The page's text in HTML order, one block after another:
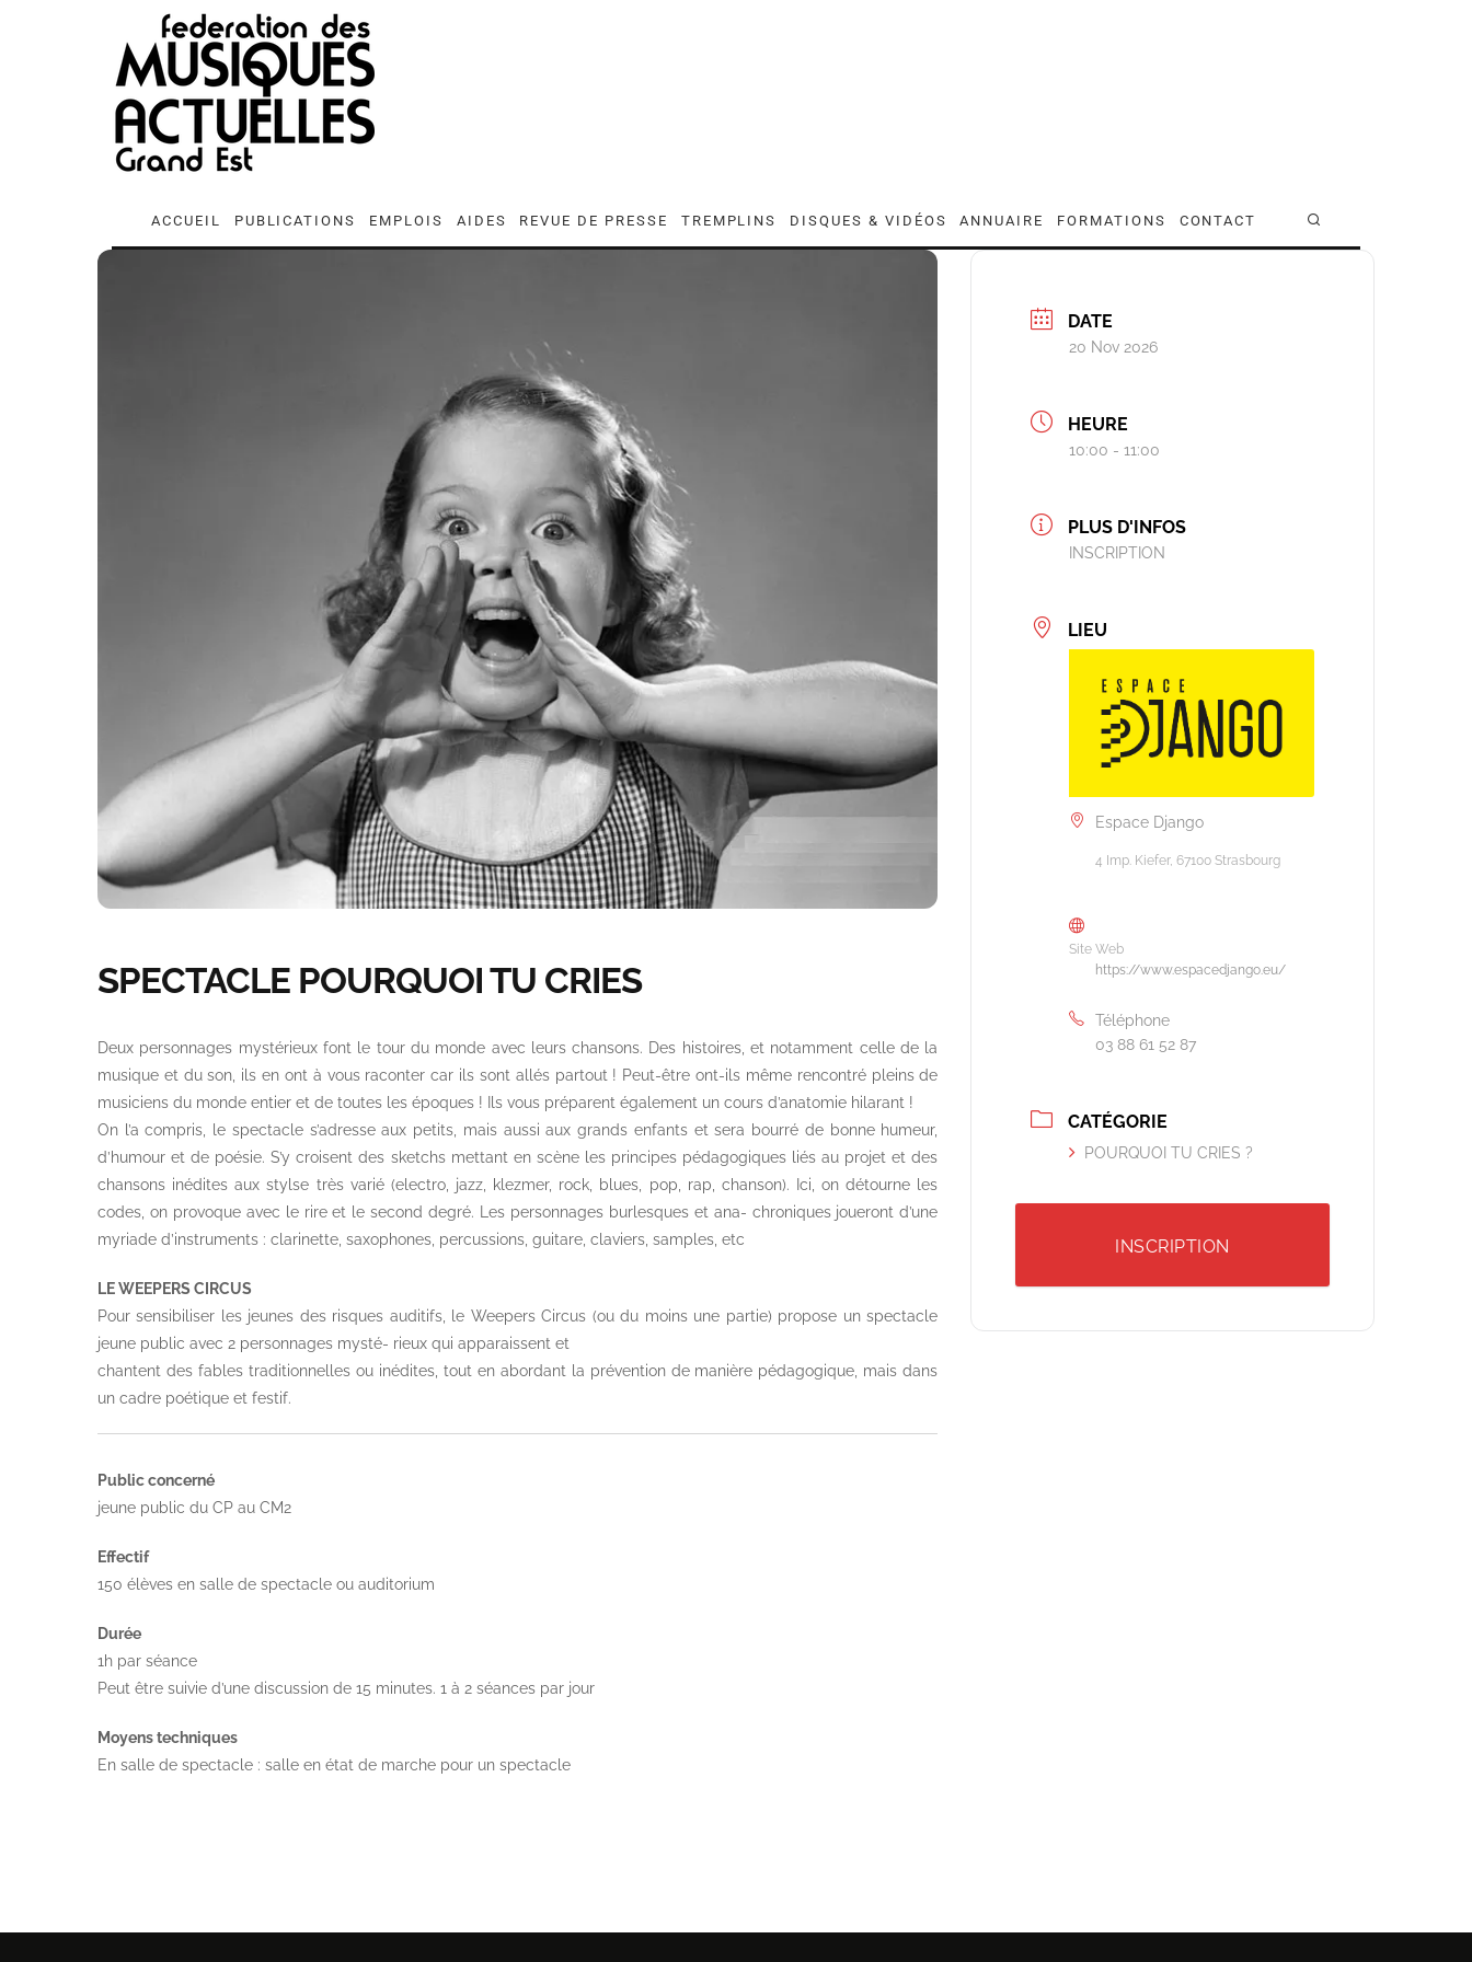
ACCUEIL PUBLICATIONS EMPLOIS AIDES REVUE DE PRESSE TREMPLINS DISQUES & VIDÉOS ANNUAIRE FORMATIONS CONTACT
SPECTACLE POURQUOI TU CRIES
Deux personnages mystérieux font le tour du monde avec leurs chansons. Des histoires, et notamment celle de la
musique et du son, ils en ont à vous raconter car ils sont allés partout ! Peut-être ont-ils même rencontré pleins de
musiciens du monde entier et de toutes les époques ! Ils vous préparent également un cours d’anatomie hilarant !
On l’a compris, le spectacle s’adresse aux petits, mais aussi aux grands enfants et sera bourré de bonne humeur,
d’humour et de poésie. S’y croisent des sketchs mettant en scène les principes pédagogiques liés au projet et des
chansons inédites aux stylse très varié (electro, jazz, klezmer, rock, blues, pop, rap, chanson). Ici, on détourne les
codes, on provoque avec le rire et le second degré. Les personnages burlesques et ana- chroniques joueront d’une
myriade d’instruments : clarinette, saxophones, percussions, guitare, claviers, samples, etc
LE WEEPERS CIRCUS
Pour sensibiliser les jeunes des risques auditifs, le Weepers Circus (ou du moins une partie) propose un spectacle
jeune public avec 2 personnages mysté- rieux qui apparaissent et
chantent des fables traditionnelles ou inédites, tout en abordant la prévention de manière pédagogique, mais dans
un cadre poétique et festif.
Public concerné
jeune public du CP au CM2
Effectif
150 élèves en salle de spectacle ou auditorium
Durée
1h par séance
Peut être suivie d’une discussion de 15 minutes. 1 à 2 séances par jour
Moyens techniques
En salle de spectacle : salle en état de marche pour un spectacle
DATE
20 Nov 2026
HEURE
10:00 - 11:00
PLUS D'INFOS
INSCRIPTION
LIEU
Espace Django
4 Imp. Kiefer, 67100 Strasbourg
Site Web
https://www.espacedjango.eu/
Téléphone
03 88 61 52 87
CATÉGORIE
POURQUOI TU CRIES ?
INSCRIPTION